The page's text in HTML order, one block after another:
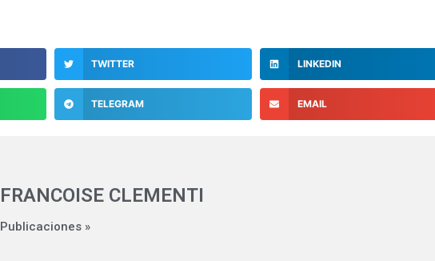
TWITTER LINKEDIN
TELEGRAM EMAIL
FRANCOISE CLEMENTI
Publicaciones »